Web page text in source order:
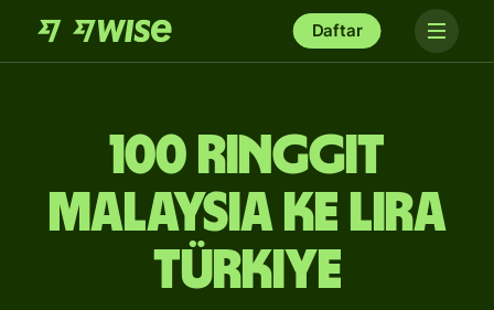
Daftar
100 ringgit
Malaysia ke lira
Türkiye